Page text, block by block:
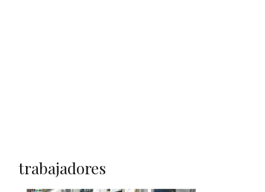
trabajadores